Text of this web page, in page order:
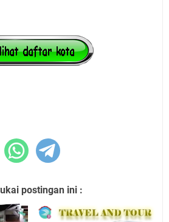
postingan ini :